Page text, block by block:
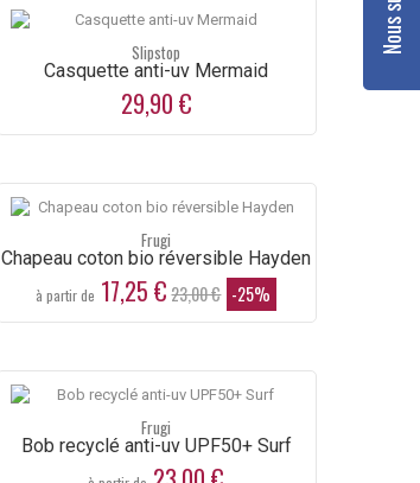
Body
coton
Slipstop
Casquette anti-uv Mermaid
29,90 €
Frugi
Chapeau coton bio réversible Hayden
à partir de 17,25 € 23,00 € -25%
Frugi
Bob recyclé anti-uv UPF50+ Surf